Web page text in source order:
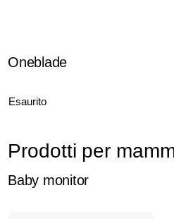
Oneblade
Esaurito
Prodotti per
Baby monitor